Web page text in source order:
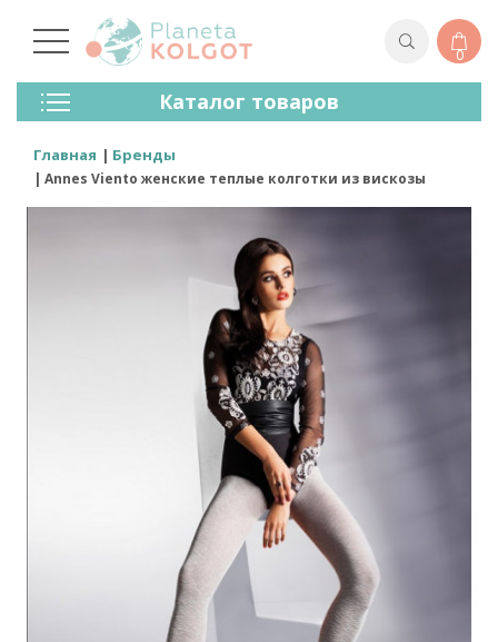
0
Каталог товаров
Колготки
Чулки
Лосины (леггинсы)
Главная Бренды
Annes Viento женские теплые колготки из вискозы